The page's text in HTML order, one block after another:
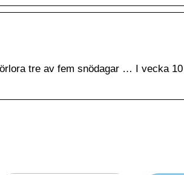
tre av fem snödagar … I vecka 10